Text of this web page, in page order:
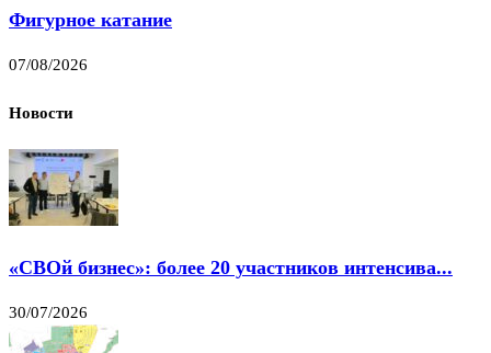
Фигурное катание
07/08/2026
Новости
«СВОй бизнес»: более 20 участников интенсива...
30/07/2026